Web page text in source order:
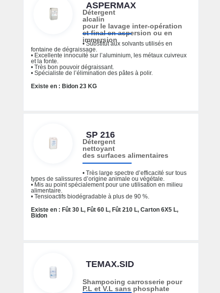
ASPERMAX
Détergent
alcalin
pour le lavage inter-opération
et final en aspersion ou en
immersion
• Substitut aux solvants utilisés en
fontaine de dégraissage.
• Excellente innocuité sur l’aluminium, les métaux cuivreux
et la fonte.
• Très bon pouvoir dégraissant.
• Spécialiste de l’élimination des pâtes à polir.
Existe en : Bidon 23 KG
SP 216
Détergent
nettoyant
des surfaces alimentaires
• Très large spectre d’efficacité sur tous
types de salissures d’origine animale ou végétale.
• Mis au point spécialement pour une utilisation en milieu
alimentaire.
• Tensioactifs biodégradable à plus de 90 %.
Existe en : Fût 30 L, Fût 60 L, Fût 210 L, Carton 6X5 L,
Bidon
TEMAX.SID
Shampooing carrosserie pour
P.L et V.L sans phosphate